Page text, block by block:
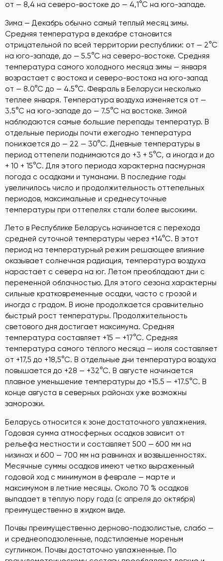
от — 8,4 на северо-востоке до — 4,1°С на юго-западе.
Зима — Декабрь обычно самый теплый месяц зимы.
Средняя температура в декабре становится
отрицательной по всей территории республики: от — 2°С
на юго-западе, до — 5.5°С на северо-востоке. Средняя
температура самого холодного месяца зимы — января
возрастает с востока и северо-востока на юго-запад
от — 8.0°С до — 4.5°С. Февраль в Беларуси несколько
теплее января. Температура воздуха изменяется от —
3.5°С на юго-западе до — 7.5°С на востоке. Зимой
наблюдаются самые большие перепады температур. В
отдельные периоды почти ежегодно температура
понижается до — 22 — 30°С. Дневные температуры в
период оттепели поднимаются до +3 + 5°С, а иногда и до
+ 10 + 15°С. Для этого периода характерна пасмурная
погода с осадками и туманами. В последние годы
увеличилось число и продолжительность оттепельных
периодов, максимальные и среднесуточные
температуры при оттепелях стали более высокими.
Лето в Республике Беларусь начинается с перехода
средней суточной температуры через +14°С. В этот
период на температурный режим решающее влияние
оказывает солнечная радиация, температура воздуха
нарастает с севера на юг. Летом преобладают дни с
переменной облачностью. Для этого сезона характерны
сильные кратковременные осадки, часто с грозой и
иногда с градом. В июне продолжается сравнительно
быстрый рост температуры. Продолжительность
светового дня достигает максимума. Средняя
температура составляет +15 — +17°С. Средняя
температура самого тёплого месяца — июля составляет
от +17,5 до +18,5°С. В отдельные дни температура воздуха
повышается до +28 — +32°С. В августе начинается
плавное уменьшение температуры до +15.5 — +17.5°С. В
конце августа в северных районах уже возможны
заморозки.
Беларусь относится к зоне достаточного увлажнения.
Годовая сумма атмосферных осадков зависит от
рельефа местности и составляет 500 — 600 мм на
низинах и 600 — 700 мм на равнинах и возвышенностях.
Месячные суммы осадков имеют четко выраженный
годовой ход с минимумом в феврале — марте и
максимумом в летние месяцы. Около 70 % осадков
выпадает в тёплую пору года (с апреля до октября)
преимущественно в жидком виде.
Почвы преимущественно дерново-подзолистые, слабо —
и среднеоподзоленные, подстилаемые мореным
суглинком. Почвы достаточно увлажненные. По